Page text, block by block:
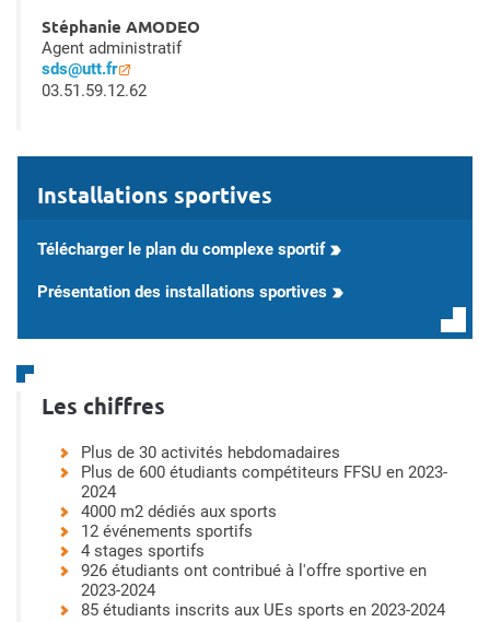
Stéphanie AMODEO
Agent administratif
sds@utt.fr
03.51.59.12.62
Installations sportives
Télécharger le plan du complexe sportif
Présentation des installations sportives
Les chiffres
Plus de 30 activités hebdomadaires
Plus de 600 étudiants compétiteurs FFSU en 2023-
2024
4000 m2 dédiés aux sports
12 événements sportifs
4 stages sportifs
926 étudiants ont contribué à l'offre sportive en
2023-2024
85 étudiants inscrits aux UEs sports en 2023-2024